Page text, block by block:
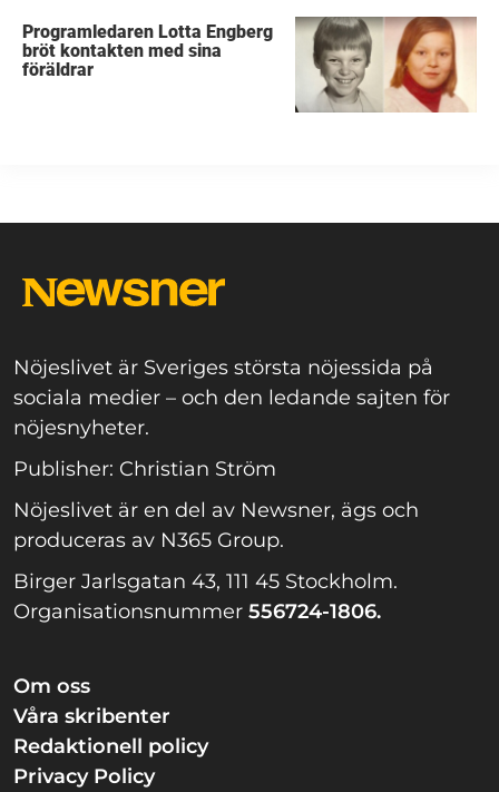
Programledaren Lotta Engberg
bröt kontakten med sina
föräldrar
Nöjeslivet är Sveriges största nöjessida på
sociala medier – och den ledande sajten för
nöjesnyheter.
Publisher: Christian Ström
Nöjeslivet är en del av Newsner, ägs och
produceras av N365 Group.
Birger Jarlsgatan 43, 111 45 Stockholm.
Organisationsnummer 556724-1806.
Om oss
Våra skribenter
Redaktionell policy
Privacy Policy